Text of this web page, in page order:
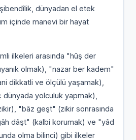
dünyadan el etek
içinde manevi bir hayat
ilkeleri arasında "hûş der
olmak), "nazar ber kadem"
dikkatli ve ölçülü yaşamak),
yolculuk yapmak),
"bâz geşt" (zikir sonrasında
dâşt" (kalbi korumak) ve "yâd
olma bilinci) gibi ilkeler